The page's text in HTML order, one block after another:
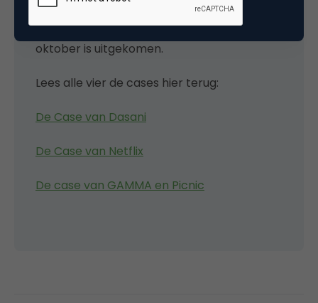
hun nieuwe SWOCC-publicatie “Strategisch
manoeuvreren bij misinformatie” dat eind
oktober is uitgekomen.
Lees alle vier de cases hier terug:
De Case van Dasani
De Case van Netflix
De case van GAMMA en Picnic